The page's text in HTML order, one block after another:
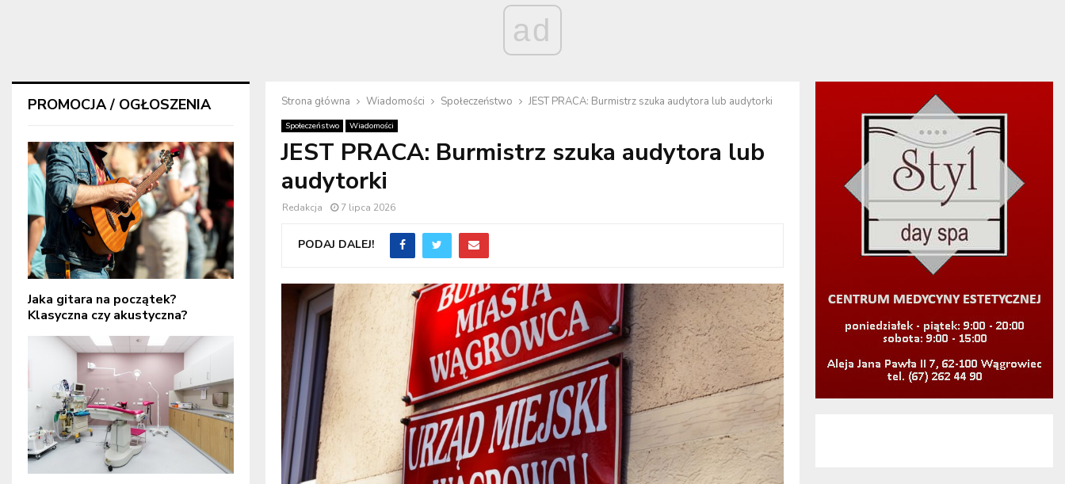
ad
Strona główna Wiadomości Społeczeństwo JEST PRACA: Burmistrz szuka audytora lub audytorki
Społeczeństwo Wiadomości
JEST PRACA: Burmistrz szuka audytora lub
audytorki
Redakcja 7 lipca 2026
PODAJ DALEJ!
PROMOCJA / OGŁOSZENIA
Jaka gitara na początek?
Klasyczna czy akustyczna?